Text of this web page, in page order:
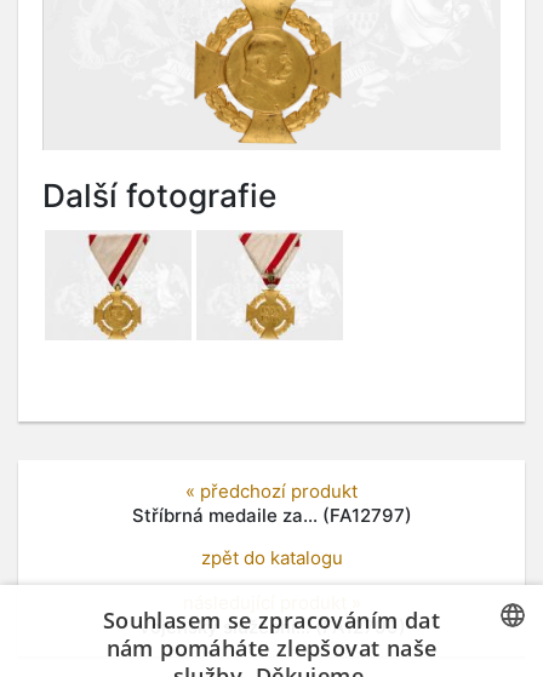
Další fotografie
« předchozí produkt
Stříbrná medaile za... (FA12797)
zpět do katalogu
Vojenský služební... (FA12799)
Souhlasem se zpracováním dat
nám pomáháte zlepšovat naše